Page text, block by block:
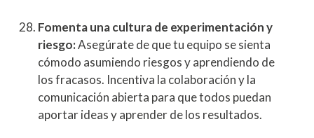
Fomenta una cultura de experimentación y
riesgo:Asegúrate de que tu equipo se sienta
cómodo asumiendo riesgos y aprendiendo de
los fracasos. Incentiva la colaboración y la
comunicación abierta para que todos puedan
aportar ideas y aprender de los resultados.